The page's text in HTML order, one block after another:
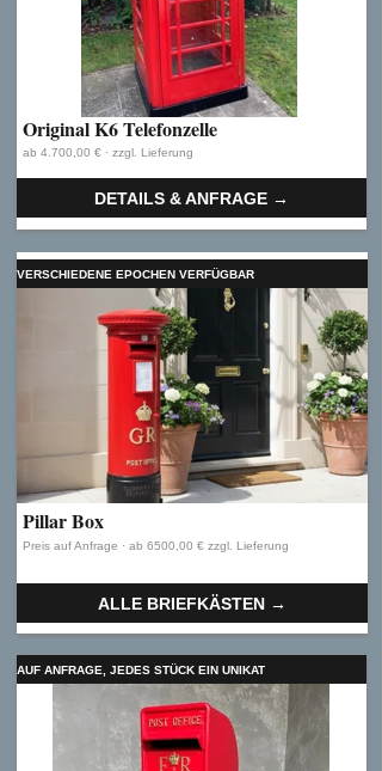
Original K6 Telefonzelle
ab 4.700,00 € · zzgl. Lieferung
DETAILS & ANFRAGE →
VERSCHIEDENE EPOCHEN VERFÜGBAR
Pillar Box
Preis auf Anfrage · ab 6500,00 € zzgl. Lieferung
ALLE BRIEFKÄSTEN →
AUF ANFRAGE, JEDES STÜCK EIN UNIKAT